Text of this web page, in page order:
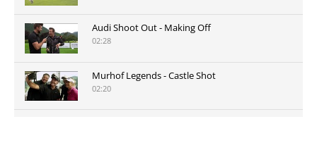
Audi Shoot Out - Making Off
02:28
Murhof Legends - Castle Shot
02:20